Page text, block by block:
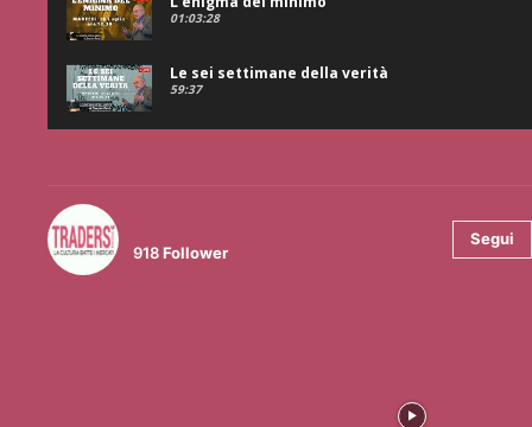
01:03:28
Le sei settimane della verità
59:37
918Follower
Segui